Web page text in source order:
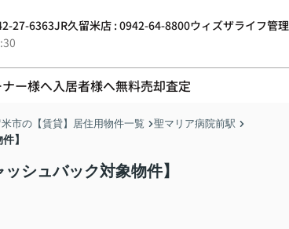
27-6363JR久留米店 : 0942-64-8800ウィズザライフ管
ー様へ入居者様へ無料売却査定
米市の【賃貸】居住用物件一覧 聖マリア病院前駅
】
シュバック対象物件】